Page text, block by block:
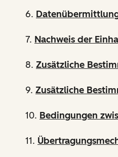
6.
7. Nachweis der
8. Zusätzliche
9. Zusätzliche
10. Bedingungen
11.